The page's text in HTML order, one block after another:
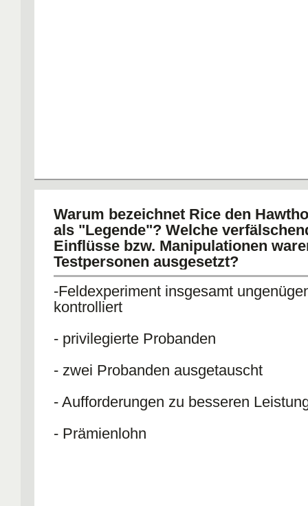
Warum bezeichnet Rice den
als "Legende"? Welche
Einflüsse bzw. Manipulationen
Testpersonen ausgesetzt?
-Feldexperiment insgesamt
kontrolliert
- privilegierte Probanden
- zwei Probanden ausgetauscht
- Aufforderungen zu besseren
- Prämienlohn